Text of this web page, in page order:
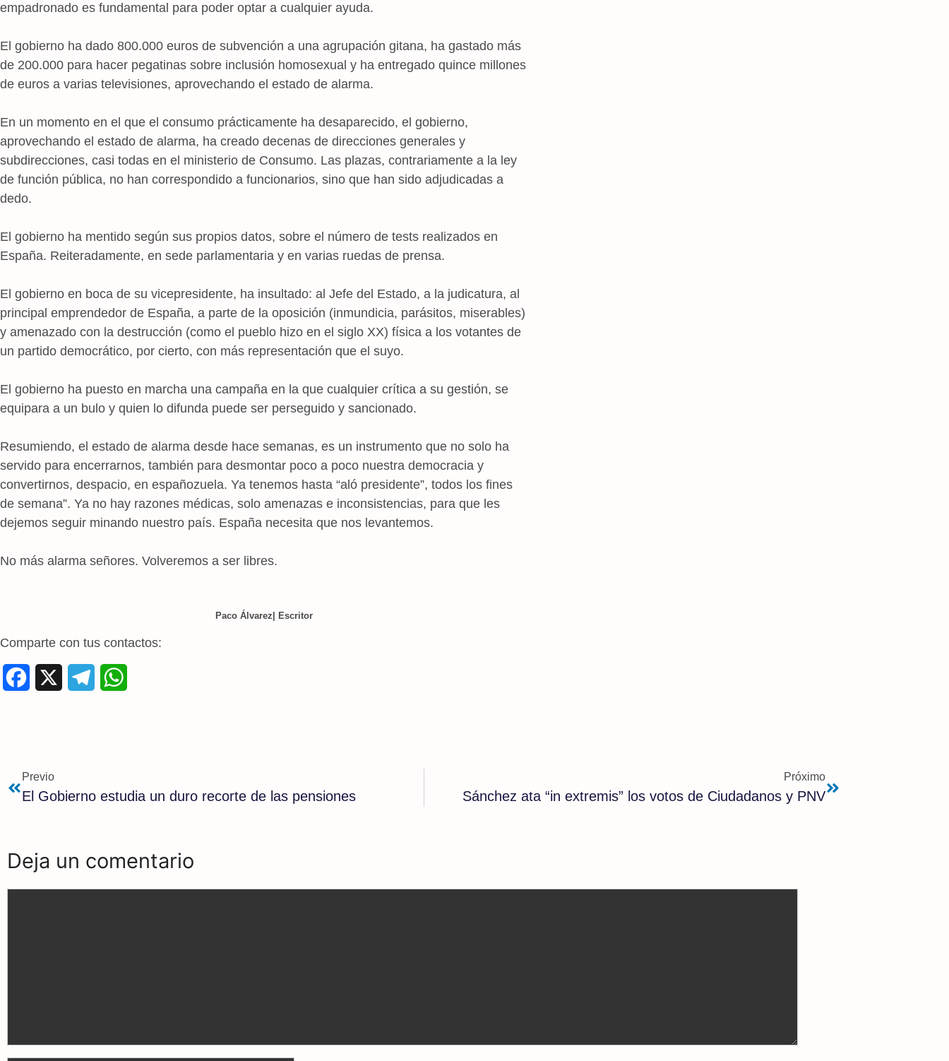
empadronado es fundamental para poder optar a cualquier ayuda.
El gobierno ha dado 800.000 euros de subvención a una agrupación gitana, ha gastado más
de 200.000 para hacer pegatinas sobre inclusión homosexual y ha entregado quince millones
de euros a varias televisiones, aprovechando el estado de alarma.
En un momento en el que el consumo prácticamente ha desaparecido, el gobierno,
aprovechando el estado de alarma, ha creado decenas de direcciones generales y
subdirecciones, casi todas en el ministerio de Consumo. Las plazas, contrariamente a la ley
de función pública, no han correspondido a funcionarios, sino que han sido adjudicadas a
dedo.
El gobierno ha mentido según sus propios datos, sobre el número de tests realizados en
España. Reiteradamente, en sede parlamentaria y en varias ruedas de prensa.
El gobierno en boca de su vicepresidente, ha insultado: al Jefe del Estado, a la judicatura, al
principal emprendedor de España, a parte de la oposición (inmundicia, parásitos, miserables)
y amenazado con la destrucción (como el pueblo hizo en el siglo XX) física a los votantes de
un partido democrático, por cierto, con más representación que el suyo.
El gobierno ha puesto en marcha una campaña en la que cualquier crítica a su gestión, se
equipara a un bulo y quien lo difunda puede ser perseguido y sancionado.
Resumiendo, el estado de alarma desde hace semanas, es un instrumento que no solo ha
servido para encerrarnos, también para desmontar poco a poco nuestra democracia y
convertirnos, despacio, en españozuela. Ya tenemos hasta “aló presidente”, todos los fines
de semana”. Ya no hay razones médicas, solo amenazas e inconsistencias, para que les
dejemos seguir minando nuestro país. España necesita que nos levantemos.
No más alarma señores. Volveremos a ser libres.
Paco Álvarez| Escritor
Comparte con tus contactos:
b
k m p
Previo
El Gobierno estudia un duro recorte de las pensiones
Próximo
Sánchez ata “in extremis” los votos de Ciudadanos y PNV
Deja un comentario